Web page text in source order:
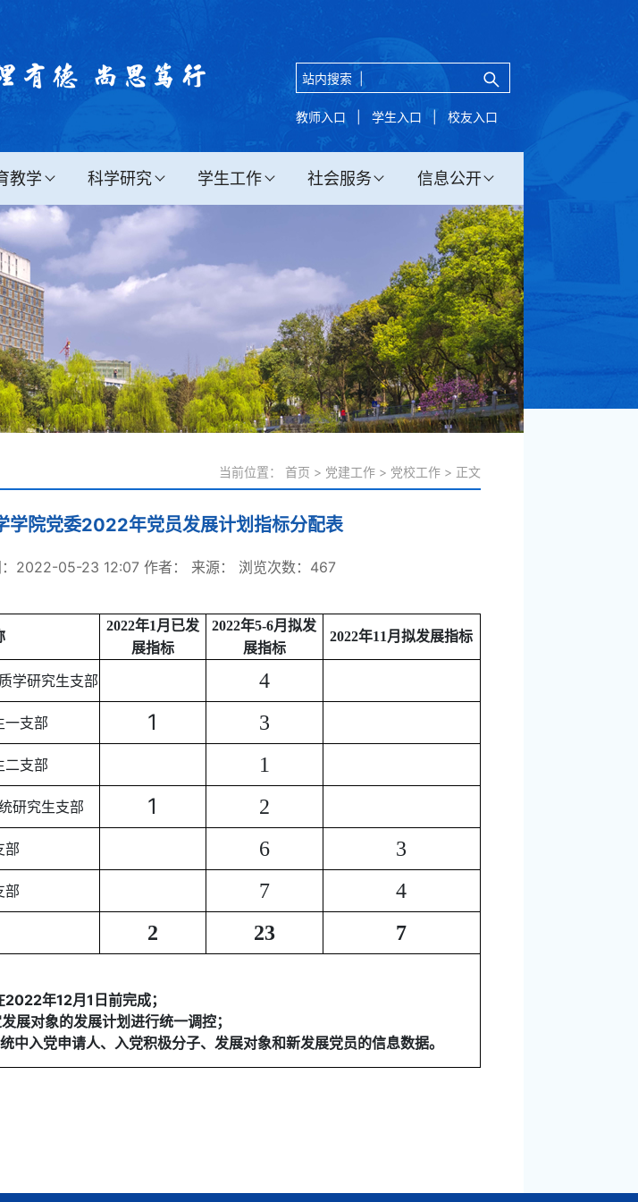
站内搜索 |
教师入口 学生入口 校友入口
教学 科学研究 学生工作 社会服务 信息公开
当前位置： 首页 > 党建工作 > 党校工作 > 正文
学院党委2022年党员发展计划指标分配表
：2022-05-23 12:07 作者： 来源： 浏览次数： 467
2022年1月已发
展指标
2022年5-6月拟发
展指标
2022年11月拟发展指标
学研究生支部 4
一支部 1 3
二支部 1
研究生支部 1 2
部 6 3
部 7 4
2 23 7
年12月1日前完成；
展对象的发展计划进行统一调控；
入党申请人、入党积极分子、发展对象和新发展党员的信息数据。